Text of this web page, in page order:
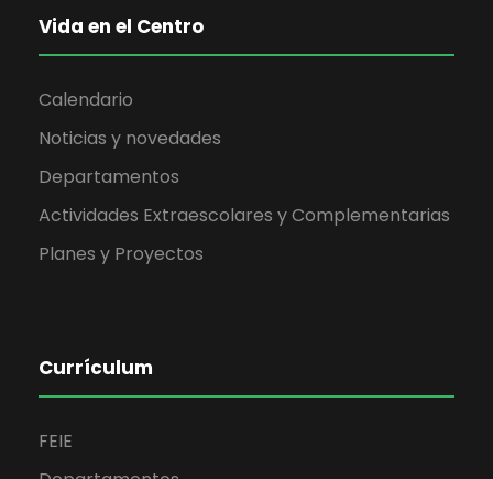
Vida en el Centro
Calendario
Noticias y novedades
Departamentos
Actividades Extraescolares y Complementarias
Planes y Proyectos
Currículum
FEIE